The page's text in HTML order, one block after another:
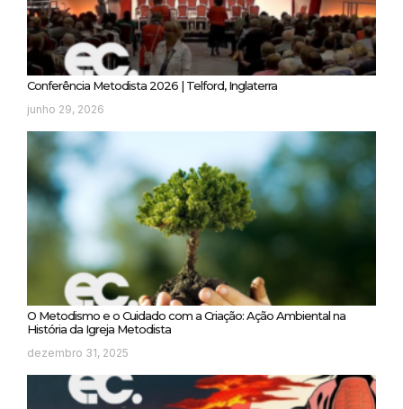
Conferência Metodista 2026 | Telford, Inglaterra
junho 29, 2026
O Metodismo e o Cuidado com a Criação: Ação Ambiental na
História da Igreja Metodista
dezembro 31, 2025